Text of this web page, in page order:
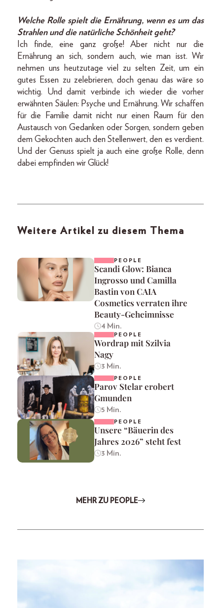
Welche Rolle spielt die Ernährung, wenn es um das
Strahlen und die natürliche Schönheit geht?
Ich finde, eine ganz große! Aber nicht nur die
Ernährung an sich, sondern auch, wie man isst. Wir
nehmen uns heutzutage viel zu selten Zeit, um ein
gutes Essen zu zelebrieren, doch genau das wäre so
wichtig. Und damit verbinde ich wieder die vorher
erwähnten Säulen: Psyche und Ernährung. Wir schaffen
für die Familie damit nicht nur einen Raum für den
Austausch von Gedanken oder Sorgen, sondern geben
dem Gekochten auch den Stellenwert, den es verdient.
Und der Genuss spielt ja auch eine große Rolle, denn
dabei empfinden wir Glück!
Weitere Artikel zu diesem Thema
PEOPLE
Scandi Glow: Bianca
Ingrosso und Camilla
Bastin von CAIA
Cosmetics verraten ihre
Beauty-Geheimnisse
4 Min.
PEOPLE
Wordrap mit Szilvia
Nagy
3 Min.
PEOPLE
Parov Stelar erobert
Gmunden
5 Min.
PEOPLE
Unsere “Bäuerin des
Jahres 2026” steht fest
3 Min.
MEHR ZU PEOPLE